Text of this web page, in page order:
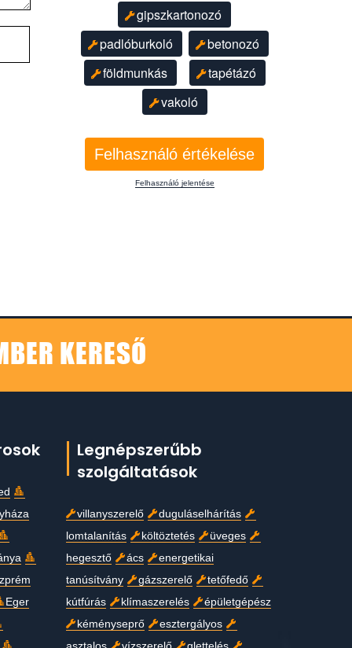
gipszkartonozó
padlóburkoló
betonozó
földmunkás
tapétázó
vakoló
Felhasználó értékelése
Felhasználó jelentése
KERESŐ
Eger
Legnépszerűbb
szolgáltatások
villanyszerelő
duguláselhárítás
lomtalanítás
költöztetés
üveges
hegesztő
ács
energetikai
tanúsítvány
gázszerelő
tetőfedő
kútfúrás
klímaszerelés
épületgépész
kéményseprő
esztergályos
asztalos
vízszerelő
glettelés